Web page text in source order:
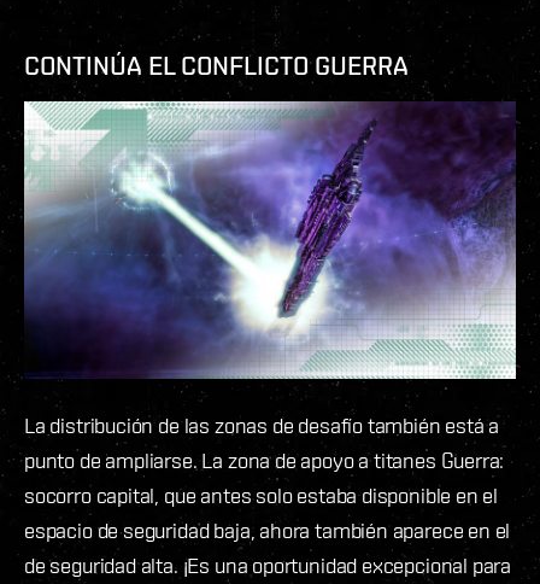
CONTINÚA EL CONFLICTO GUERRA
La distribución de las zonas de desafío también está a
punto de ampliarse. La zona de apoyo a titanes Guerra:
socorro capital, que antes solo estaba disponible en el
espacio de seguridad baja, ahora también aparece en el
de seguridad alta. ¡Es una oportunidad excepcional para